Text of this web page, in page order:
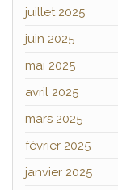
juillet 2025
juin 2025
mai 2025
avril 2025
mars 2025
février 2025
janvier 2025